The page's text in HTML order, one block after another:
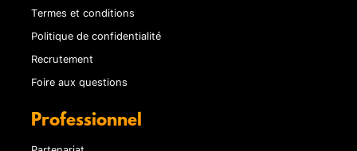
Termes et conditions
Politique de confidentialité
Recrutement
Foire aux questions
Professionnel